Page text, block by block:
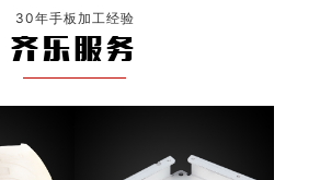
30年手板加工经验
齐乐服务